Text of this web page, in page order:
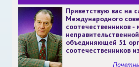
Приветствую вас на
Международного
соотечественников
объединяющей 51
соотечественников